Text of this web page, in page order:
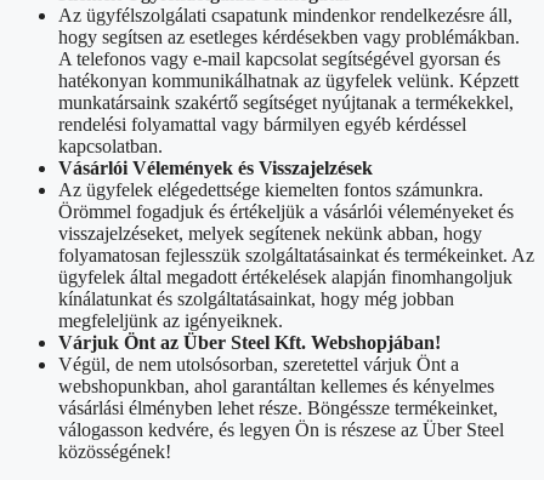
Az ügyfélszolgálati csapatunk mindenkor rendelkezésre áll,
hogy segítsen az esetleges kérdésekben vagy problémákban.
A telefonos vagy e-mail kapcsolat segítségével gyorsan és
hatékonyan kommunikálhatnak az ügyfelek velünk. Képzett
munkatársaink szakértő segítséget nyújtanak a termékekkel,
rendelési folyamattal vagy bármilyen egyéb kérdéssel
kapcsolatban.
Vásárlói Vélemények és Visszajelzések
Az ügyfelek elégedettsége kiemelten fontos számunkra.
Örömmel fogadjuk és értékeljük a vásárlói véleményeket és
visszajelzéseket, melyek segítenek nekünk abban, hogy
folyamatosan fejlesszük szolgáltatásainkat és termékeinket. Az
ügyfelek által megadott értékelések alapján finomhangoljuk
kínálatunkat és szolgáltatásainkat, hogy még jobban
megfeleljünk az igényeiknek.
Várjuk Önt az Über Steel Kft. Webshopjában!
Végül, de nem utolsósorban, szeretettel várjuk Önt a
webshopunkban, ahol garantáltan kellemes és kényelmes
vásárlási élményben lehet része. Böngéssze termékeinket,
válogasson kedvére, és legyen Ön is részese az Über Steel
közösségének!